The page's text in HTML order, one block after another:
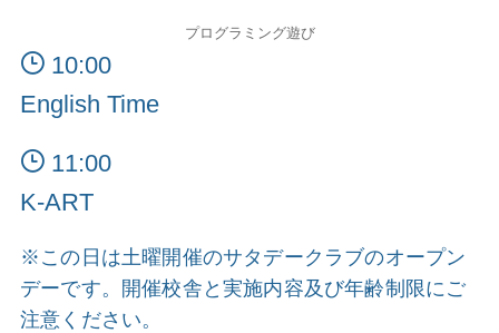
プログラミング遊び
10:00
English Time
11:00
K-ART
※この日は土曜開催のサタデークラブのオープン
デーです。開催校舎と実施内容及び年齢制限にご
注意ください。